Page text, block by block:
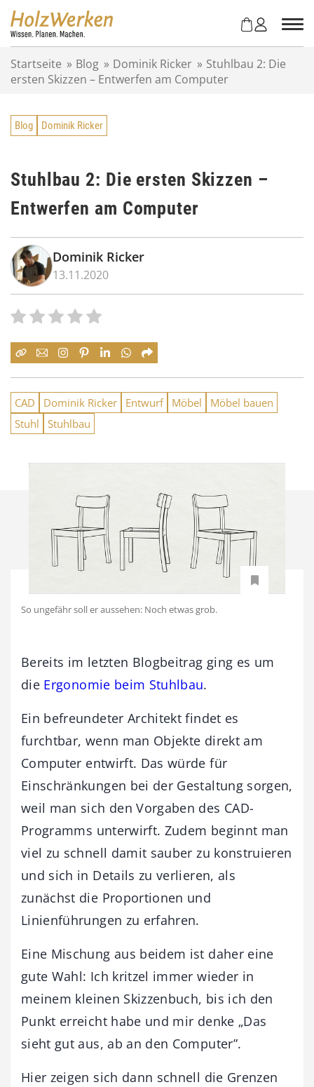
Startseite » Blog » Dominik Ricker » Stuhlbau 2: Die
ersten Skizzen – Entwerfen am Computer
Blog Dominik Ricker
Stuhlbau 2: Die ersten Skizzen –
Entwerfen am Computer
Dominik Ricker
13.11.2020
CAD Dominik Ricker Entwurf Möbel
Möbel bauen
Stuhl
Stuhlbau
So ungefähr soll er aussehen: Noch etwas grob.
Bereits im letzten Blogbeitrag ging es um
die Ergonomie beim Stuhlbau.
Ein befreundeter Architekt findet es
furchtbar, wenn man Objekte direkt am
Computer entwirft. Das würde für
Einschränkungen bei der Gestaltung sorgen,
weil man sich den Vorgaben des CAD-
Programms unterwirft. Zudem beginnt man
viel zu schnell damit sauber zu konstruieren
und sich in Details zu verlieren, als
zunächst die Proportionen und
Linienführungen zu erfahren.
Eine Mischung aus beidem ist daher eine
gute Wahl: Ich kritzel immer wieder in
meinem kleinen Skizzenbuch, bis ich den
Punkt erreicht habe und mir denke „Das
sieht gut aus, ab an den Computer”.
Hier zeigen sich dann schnell die Grenzen